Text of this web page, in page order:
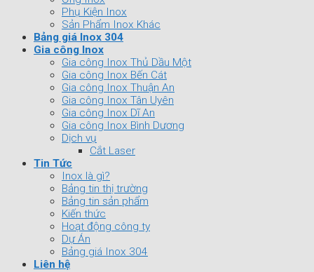
Phụ Kiện Inox
Sản Phẩm Inox Khác
Bảng giá Inox 304
Gia công Inox
Gia công Inox Thủ Dầu Một
Gia công Inox Bến Cát
Gia công Inox Thuận An
Gia công Inox Tân Uyên
Gia công Inox Dĩ An
Gia công Inox Bình Dương
Dịch vụ
Cắt Laser
Tin Tức
Inox là gì?
Bảng tin thị trường
Bảng tin sản phẩm
Kiến thức
Hoạt động công ty
Dự Án
Bảng giá Inox 304
Liên hệ